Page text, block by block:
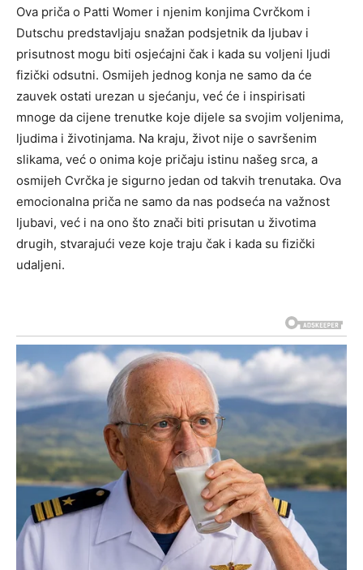
Ova priča o Patti Womer i njenim konjima Cvrčkom i
Dutschu predstavljaju snažan podsjetnik da ljubav i
prisutnost mogu biti osjećajni čak i kada su voljeni ljudi
fizički odsutni. Osmijeh jednog konja ne samo da će
zauvek ostati urezan u sjećanju, već će i inspirisati
mnoge da cijene trenutke koje dijele sa svojim voljenima,
ljudima i životinjama. Na kraju, život nije o savršenim
slikama, već o onima koje pričaju istinu našeg srca, a
osmijeh Cvrčka je sigurno jedan od takvih trenutaka. Ova
emocionalna priča ne samo da nas podseća na važnost
ljubavi, već i na ono što znači biti prisutan u životima
drugih, stvarajući veze koje traju čak i kada su fizički
udaljeni.